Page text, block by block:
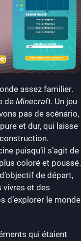
assez familier.
de Minecraft. Un jeu
pas de scénario,
et dur, qui laisse
puisqu’il s’agit de
coloré et poussé.
de départ,
vivres et des
d’explorer le monde
qui étaient